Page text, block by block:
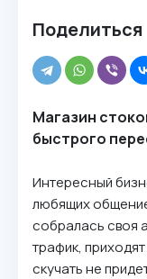
Поделиться
Магазин
быстрого
Интересный
любящих
собралась своя
трафик,
скучать не